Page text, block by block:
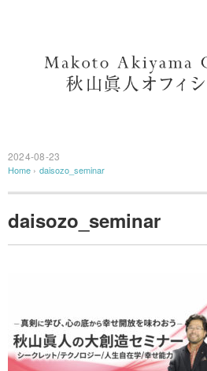
2024-08-23
Home › daisozo_seminar
daisozo_seminar